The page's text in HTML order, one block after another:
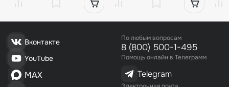
Вконтакте
YouTube
MAX
По любым вопросам
8 (800) 500-1-495
Помощь онлайн в Телеграмм
Telegram